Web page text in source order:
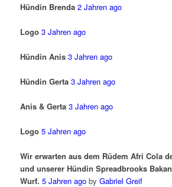
Hündin Brenda 2 Jahren ago
Logo 3 Jahren ago
Hündin Anis 3 Jahren ago
Hündin Gerta 3 Jahren ago
Anis & Gerta 3 Jahren ago
Logo 5 Jahren ago
Wir erwarten aus dem Rüdem Afri Cola
und unserer Hündin Spreadbrooks
Wurf. 5 Jahren agoby Gabriel Greif